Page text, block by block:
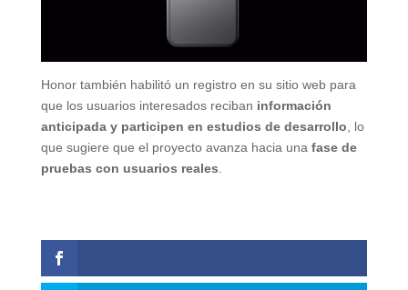
Honor también habilitó un registro en su sitio web para
que los usuarios interesados reciban información
anticipada y participen en estudios de desarrollo , lo
que sugiere que el proyecto avanza hacia una fase de
pruebas con usuarios reales